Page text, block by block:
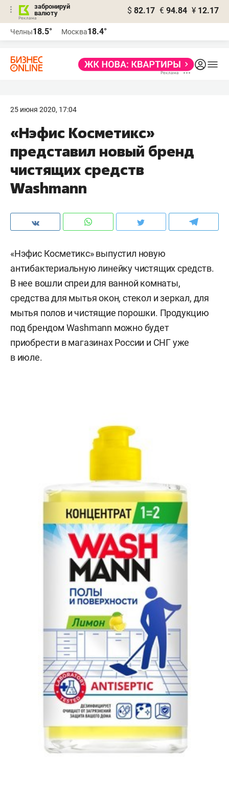
забронируй
валюту
$ 82.17 € 94.84 ¥ 12.17
Челны18.5° Москва18.4°
25 июня 2020, 17:04
«Нэфис Косметикс»
представил новый бренд
чистящих средств
Washmann
«Нэфис Косметикс» выпустил новую
антибактериальную линейку чистящих средств.
В нее вошли спреи для ванной комнаты,
средства для мытья окон, стекол и зеркал, для
мытья полов и чистящие порошки. Продукцию
под брендом Washmann можно будет
приобрести в магазинах России и СНГ уже
в июле.